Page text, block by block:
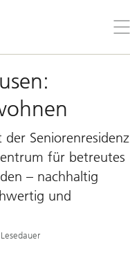
Sie
Seniorenresidenz
für betreutes
– nachhaltig
und